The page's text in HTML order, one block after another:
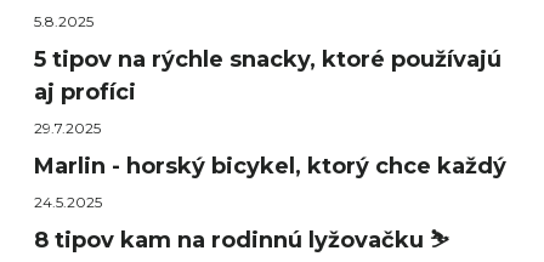
5.8.2025
5 tipov na rýchle snacky, ktoré používajú
aj profíci
29.7.2025
Marlin - horský bicykel, ktorý chce každý
24.5.2025
8 tipov kam na rodinnú lyžovačku ⛷️